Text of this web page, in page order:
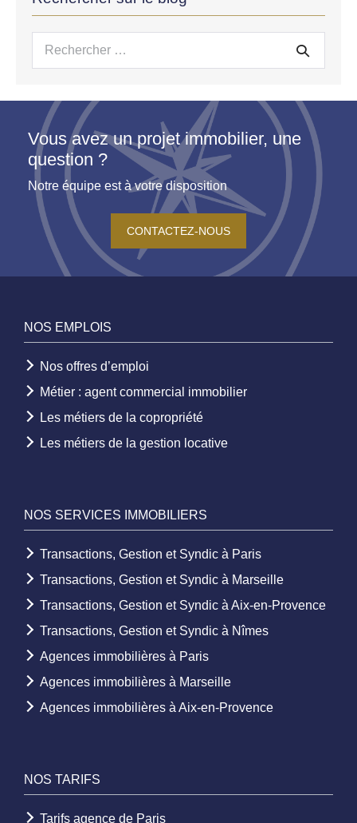
Recherche
Vous avez un projet immobilier, une
question ?
Notre équipe est à votre disposition
CONTACTEZ-NOUS
NOS EMPLOIS
Nos offres d’emploi
Métier : agent commercial immobilier
Les métiers de la copropriété
Les métiers de la gestion locative
NOS SERVICES IMMOBILIERS
Transactions, Gestion et Syndic à Paris
Transactions, Gestion et Syndic à Marseille
Transactions, Gestion et Syndic à Aix-en-Provence
Transactions, Gestion et Syndic à Nîmes
Agences immobilières à Paris
Agences immobilières à Marseille
Agences immobilières à Aix-en-Provence
NOS TARIFS
Tarifs agence de Paris